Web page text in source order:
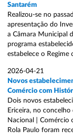
Santarém
Realizou-se no
apresentação do
a Câmara Municipal
programa
estabelece o
2026-04-21
Novos
Comércio com
Dois novos
Ericeira, no
Nacional | Comércio
Rola Paulo foram